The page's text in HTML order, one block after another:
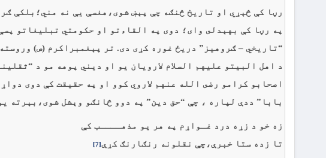
رڼا کې څېړي او تاريخ څنګه چې پېښ شوى،هغسې يې نه مني؛بلکې
په رڼا کې بهېدلى واى؛ دوى په القاءتو او حکومتي تبليغاتو
“تاريخي – ګروهیز” دریځ غوره کړی دی. تر پېغمبراکرم (ص)
د اهل البيتو عليهم السلام لارويان يو او ديني پوهه مو د
اصحابو کرامو رضى الله عنهم لاروي کوو او په حقيقت کې دوى
بابا” ددې لپاره ، چې “حق دين” په دوو څانګو وېشل شوى،بېرته
زه خو د زړه درد غـواړم په هر يو مذهــــب کې
تا زده ستا خبرې،چې نقلونه رنګارنګ کړې[7]